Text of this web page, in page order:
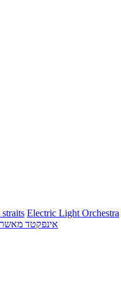
Electric Light Orchestra
אינפקטד